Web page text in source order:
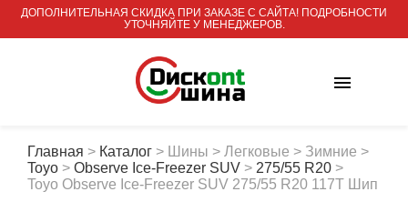
ДОПОЛНИТЕЛЬНАЯ СКИДКА ПРИ ЗАКАЗЕ С САЙТА! ПОДРОБНОСТИ
УТОЧНЯЙТЕ У МЕНЕДЖЕРОВ.
Главная > Каталог > Шины > Легковые > Зимние >
Toyo > Observe Ice-Freezer SUV > 275/55 R20 >
Toyo Observe Ice-Freezer SUV 275/55 R20 117T Шип